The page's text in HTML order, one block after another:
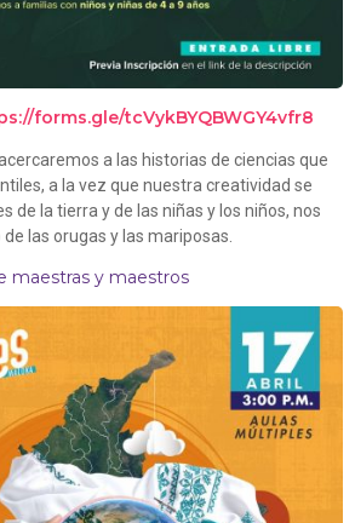
forms.gle/tcVykBYQBWGY4vfr8
a las historias de ciencias que
a la vez que nuestra creatividad se
de la tierra y de las niñas y los niños, nos
las orugas y las mariposas.
maestras y maestros